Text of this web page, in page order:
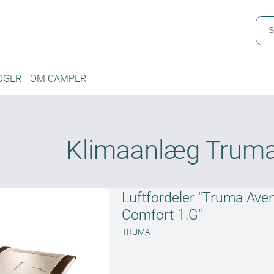
OM CAMPER
Klimaanlæg
Luftfordeler "Truma
Comfort 1.G"
TRUMA